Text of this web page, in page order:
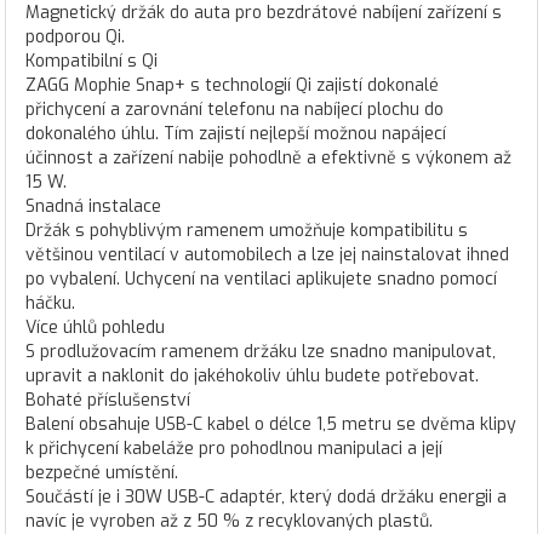
Magnetický držák do auta pro bezdrátové nabíjení zařízení s
podporou Qi.
Kompatibilní s Qi
ZAGG Mophie Snap+ s technologií Qi zajistí dokonalé
přichycení a zarovnání telefonu na nabíjecí plochu do
dokonalého úhlu. Tím zajistí nejlepší možnou napájecí
účinnost a zařízení nabije pohodlně a efektivně s výkonem až
15 W.
Snadná instalace
Držák s pohyblivým ramenem umožňuje kompatibilitu s
většinou ventilací v automobilech a lze jej nainstalovat ihned
po vybalení. Uchycení na ventilaci aplikujete snadno pomocí
háčku.
Více úhlů pohledu
S prodlužovacím ramenem držáku lze snadno manipulovat,
upravit a naklonit do jakéhokoliv úhlu budete potřebovat.
Bohaté příslušenství
Balení obsahuje USB-C kabel o délce 1,5 metru se dvěma klipy
k přichycení kabeláže pro pohodlnou manipulaci a její
bezpečné umístění.
Součástí je i 30W USB-C adaptér, který dodá držáku energii a
navíc je vyroben až z 50 % z recyklovaných plastů.